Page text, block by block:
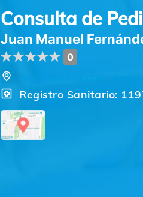
Consulta de
Juan Manuel
0
Registro Sanitario: